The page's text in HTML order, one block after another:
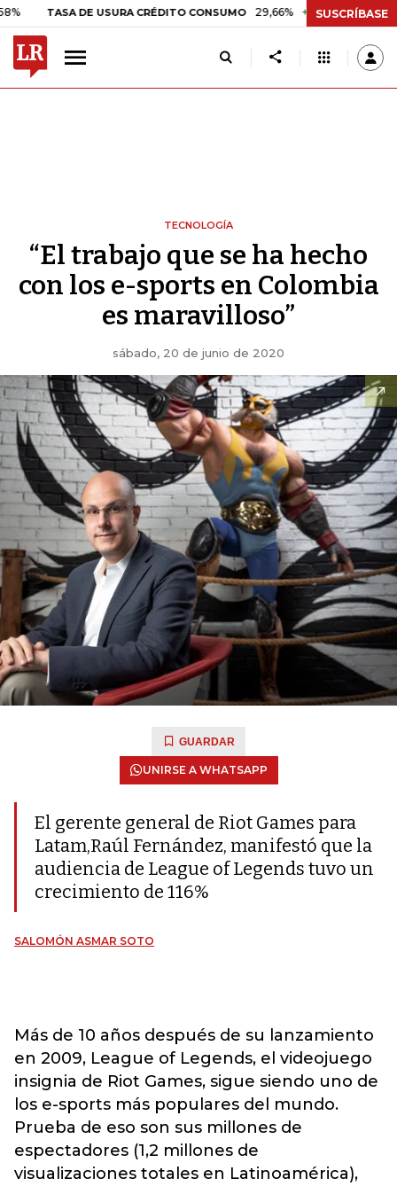
TASA DE USURA CRÉDITO CONSUMO 29,66% +0,87% +3,02% DTF
SUSCRÍBASE
TECNOLOGÍA
“El trabajo que se ha hecho
con los e-sports en Colombia
es maravilloso”
sábado, 20 de junio de 2020
GUARDAR
UNIRSE A WHATSAPP
El gerente general de Riot Games para
Latam,Raúl Fernández, manifestó que la
audiencia de League of Legends tuvo un
crecimiento de 116%
SALOMÓN ASMAR SOTO
Más de 10 años después de su lanzamiento
en 2009, League of Legends, el videojuego
insignia de Riot Games, sigue siendo uno de
los e-sports más populares del mundo.
Prueba de eso son sus millones de
espectadores (1,2 millones de
visualizaciones totales en Latinoamérica),